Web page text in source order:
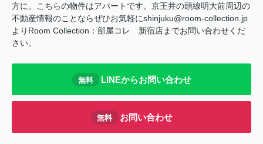
方に。こちらの物件はアパートです。京王井の頭線明大前周辺の
不動産情報のことならぜひお気軽にshinjuku@room-collection.jp
よりRoom Collection：部屋コレ 新宿店までお問い合わせくだ
さい。
無料 LINEからお問い合わせ
無料 お問い合わせ